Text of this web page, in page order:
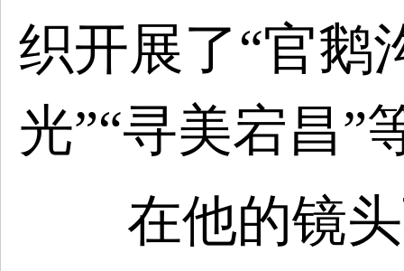
织开展了“官鹅
光”“寻美宕昌”
在他的镜